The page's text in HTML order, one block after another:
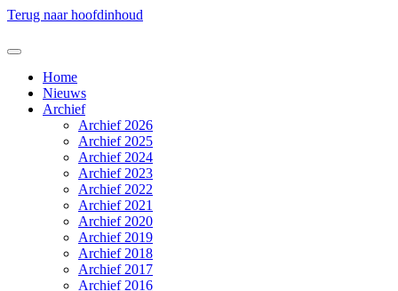
Terug naar hoofdinhoud
Home
Nieuws
Archief
Archief 2026
Archief 2025
Archief 2024
Archief 2023
Archief 2022
Archief 2021
Archief 2020
Archief 2019
Archief 2018
Archief 2017
Archief 2016